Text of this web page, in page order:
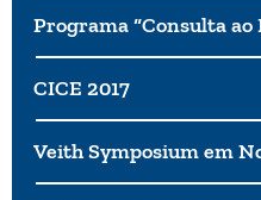
Programa “Consulta
CICE 2017
Veith Symposium em